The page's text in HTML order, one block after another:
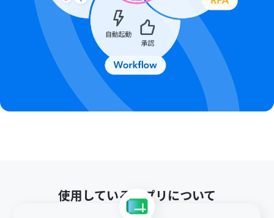
使用しているアプリについて